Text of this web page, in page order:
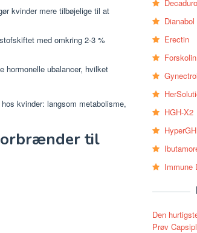
kvinder mere tilbøjelige til at
med omkring 2-3 %
hormonelle ubalancer, hvilket
hos kvinder: langsom metabolisme,
til
Decaduro
Dianabol
Erectin
Forskolin
Gynectrol
HGH-X2
HyperGH
Immune
Den
Prøv